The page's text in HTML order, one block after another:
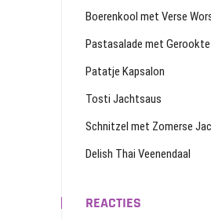
Boerenkool met Verse
Pastasalade met Gerookte
Patatje Kapsalon
Tosti Jachtsaus
Schnitzel met Zomerse
Delish Thai Veenendaal
REACTIES